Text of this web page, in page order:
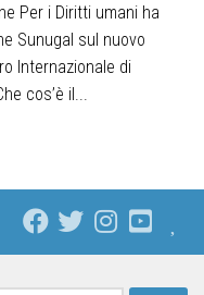
Per i Diritti umani ha
Sunugal sul nuovo
Internazionale di
cos’è il...